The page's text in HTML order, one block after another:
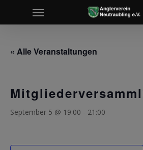
Menu
« Alle Veranstaltungen
September 5 @ 19:00 - 21:00